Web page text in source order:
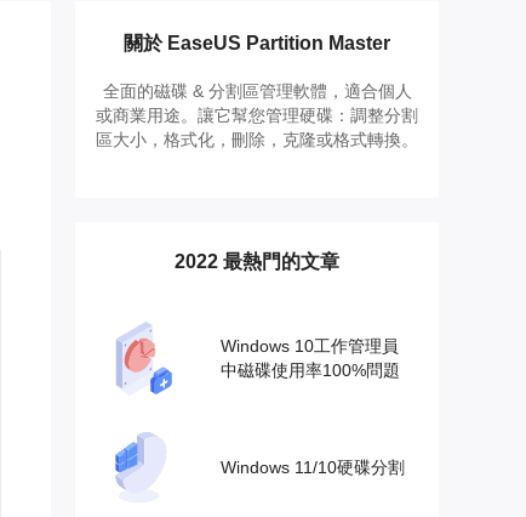
下載線上影片/音樂
EaseUS VoiceWave
即時變聲
線上刪除人聲
MakeMyAudio
邀請好友，賺取獎勵
關於 EaseUS Partition Master
全面的磁碟 & 分割區管理軟體，適合個人
或商業用途。讓它幫您管理硬碟：調整分割
區大小，格式化，刪除，克隆或格式轉換。
2022 最熱門的文章
Windows 10工作管理員
中磁碟使用率100%問題
Windows 11/10硬碟分割